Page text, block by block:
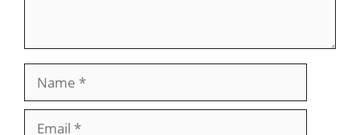
Name
Email